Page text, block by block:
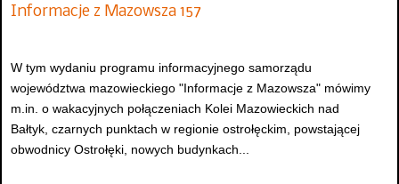
Informacje z Mazowsza 157
W tym wydaniu programu informacyjnego samorządu
województwa mazowieckiego "Informacje z Mazowsza" mówimy
m.in. o wakacyjnych połączeniach Kolei Mazowieckich nad
Bałtyk, czarnych punktach w regionie ostrołęckim, powstającej
obwodnicy Ostrołęki, nowych budynkach...